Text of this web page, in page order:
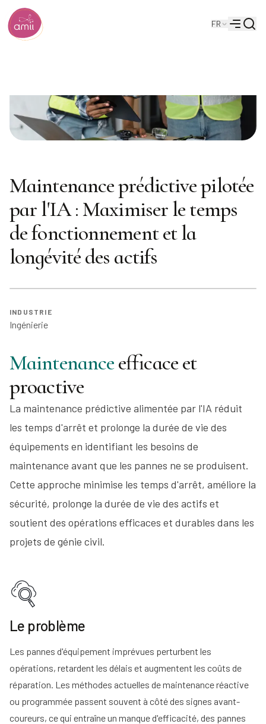
Institut de l'intelligence artificielle de l'Alberta
FR
Menu
Maintenance prédictive pilotée
par l'IA : Maximiser le temps
de fonctionnement et la
longévité des actifs
INDUSTRIE
Ingénierie
Maintenanceefficace et
proactive
La maintenance prédictive alimentée par l'IA réduit
les temps d'arrêt et prolonge la durée de vie des
équipements en identifiant les besoins de
maintenance avant que les pannes ne se produisent.
Cette approche minimise les temps d'arrêt, améliore la
sécurité, prolonge la durée de vie des actifs et
soutient des opérations efficaces et durables dans les
projets de génie civil.
Le problème
Les pannes d'équipement imprévues perturbent les
opérations, retardent les délais et augmentent les coûts de
réparation. Les méthodes actuelles de maintenance réactive
ou programmée passent souvent à côté des signes avant-
coureurs, ce qui entraîne un manque d'efficacité, des pannes